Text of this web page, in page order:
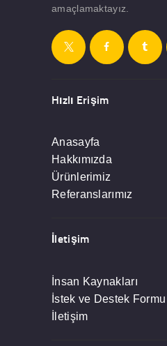
amaçlamaktayız.
Hızlı Erişim
Anasayfa
Hakkımızda
Ürünlerimiz
Referanslarımız
İletişim
İnsan Kaynakları
İstek ve Destek Formu
İletişim